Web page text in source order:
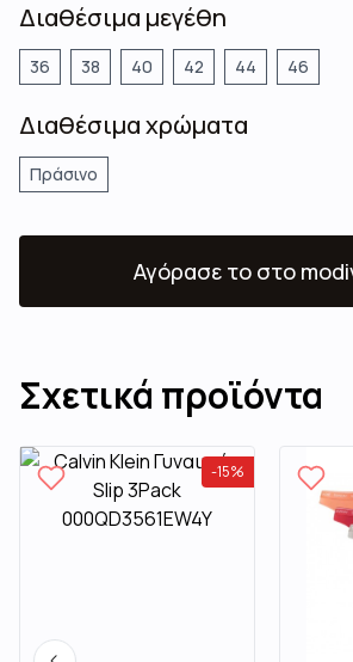
Διαθέσιμα μεγέθη
36 38 40 42 44 46
Διαθέσιμα χρώματα
Πράσινο
Αγόρασε το στο
Σχετικά προϊόντα
-15%